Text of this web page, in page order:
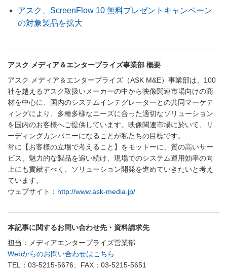
アスク、ScreenFlow 10 無料プレゼントキャンペーン
の対象製品を拡大
アスク メディア＆エンタープライズ事業部 概要
アスク メディア＆エンタープライズ（ASK M&E）事業部は、100
社を越えるアスク取扱いメーカーの中から映像関連市場向けの商
材を中心に、国内のシステムインテグレーターとの共同マーケテ
ィングにより、多種多様なニーズに合った適切なソリューション
を国内のお客様へご提供しています。映像関連市場に於いて、リ
ーディングカンパニーになることが私たちの目標です。
常に【お客様の立場で考えること】をモットーに、質の高いサー
ビス、魅力的な製品を追い続け、現場でのシステム運用効率の向
上にも貢献すべく、ソリューション開発を進めていきたいと考え
ています。
ウェブサイト： http://www.ask-media.jp/
本記事に関するお問い合わせ先・資料請求先
担当：メディアエンタープライズ営業部
Webからのお問い合わせはこちら
TEL：03-5215-5676、FAX：03-5215-5651